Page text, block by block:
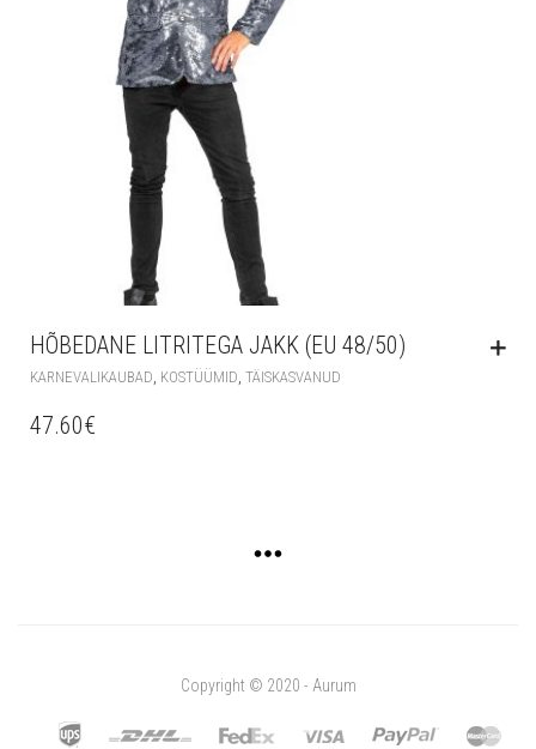
HÕBEDANE LITRITEGA JAKK (EU 48/50)
KARNEVALIKAUBAD KOSTÜÜMID TÄISKASVANUD
47.60€
Copyright © 2020 - Aurum